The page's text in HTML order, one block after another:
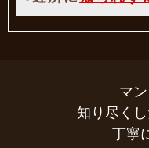
マ
知り尽く
丁寧